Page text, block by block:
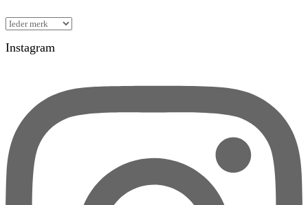
Instagram